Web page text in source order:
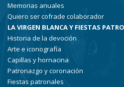
Memorias anuales
Quiero ser cofrade colaborador
LA VIRGEN BLANCA Y FIESTAS
Historia de la devoción
Arte e iconografía
Capillas y hornacina
Patronazgo y coronación
Fiestas patronales